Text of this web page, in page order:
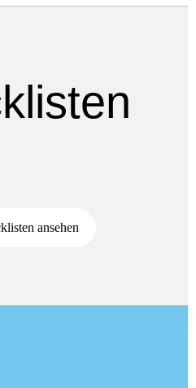
ansehen